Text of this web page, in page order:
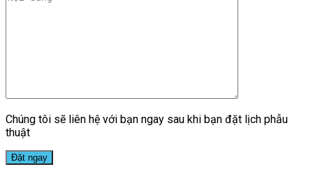
Chúng tôi sẽ liên hệ với bạn ngay sau khi bạn đặt lịch phẫu
thuật